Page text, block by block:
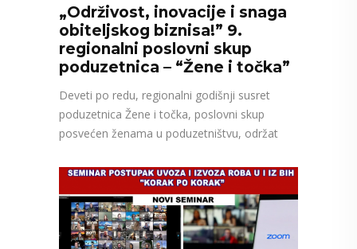
„Održivost, inovacije i snaga
obiteljskog biznisa!” 9.
regionalni poslovni skup
poduzetnica – “Žene i točka”
Deveti po redu, regionalni godišnji susret
poduzetnica Žene i točka, poslovni skup
posvećen ženama u poduzetništvu, održat